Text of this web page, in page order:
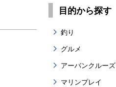
目的から探す
釣り
グルメ
アーバンクルーズ
マリンプレイ